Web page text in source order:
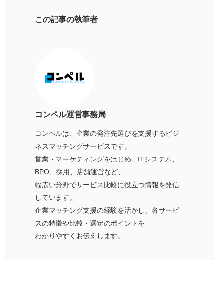
この記事の執筆者
コンペル運営事務局
コンペルは、企業の発注先選びを支援するビジ
ネスマッチングサービスです。
営業・マーケティングをはじめ、ITシステム、
BPO、採用、店舗運営など、
幅広い分野でサービス比較に役立つ情報を発信
しています。
企業マッチング支援の経験を活かし、各サービ
スの特徴や比較・選定のポイントを
わかりやすくお伝えします。